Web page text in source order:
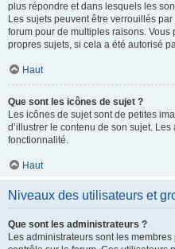
plus répondre et dans lesquels les
Les sujets peuvent être verrouillés
forum pour de multiples raisons.
propres sujets, si cela a été autorisé
Haut
Que sont les icônes de sujet ?
Les icônes de sujet sont de petites
d’illustrer le contenu de son sujet.
fonctionnalité.
Haut
Niveaux des utilisateurs et
Que sont les administrateurs ?
Les administrateurs sont les